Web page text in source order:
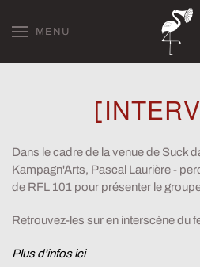
Skip to main content
MENU
Dans le cadre de la venue de Suck
Kampagn'Arts, Pascal Laurière -
de RFL 101 pour présenter le
Retrouvez-les sur en interscène du
Plus d'infos ici